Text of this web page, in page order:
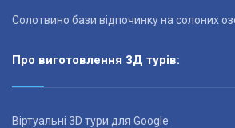
Солотвино бази відпочинку на солоних
Про виготовлення 3Д турів:
Віртуальні 3D тури для Google